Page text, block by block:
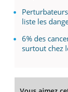
liste les
6% des
surtout chez